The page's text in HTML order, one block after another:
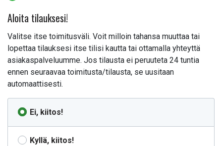
Aloita tilauksesi!
Valitse itse toimitusväli. Voit milloin tahansa muuttaa tai
lopettaa tilauksesi itse tilisi kautta tai ottamalla yhteyttä
asiakaspalveluumme. Jos tilausta ei peruuteta 24 tuntia
ennen seuraavaa toimitusta/tilausta, se uusitaan
automaattisesti.
Ei, kiitos!
Kyllä, kiitos!